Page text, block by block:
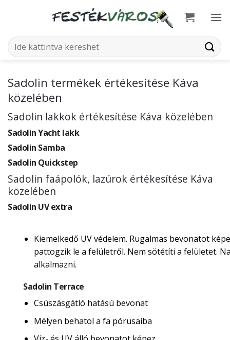
Keresés
a
Sadolin termékek értékesítése Káva
közelében
Sadolin lakkok értékesítése Káva közelében
Sadolin Yacht lakk
Sadolin Samba
Sadolin Quickstep
Sadolin faápolók, lazúrok értékesítése Káva
közelében
Sadolin UV extra
Kiemelkedő UV védelem. Rugalmas bevonatot
pattogzik le a felületről. Nem sötétíti a felületet.
alkalmazni.
Sadolin Terrace
Csúszásgátló hatású bevonat
Mélyen behatol a fa pórusaiba